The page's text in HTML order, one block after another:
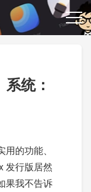
统：
的功能、
发行版居然
果我不告诉